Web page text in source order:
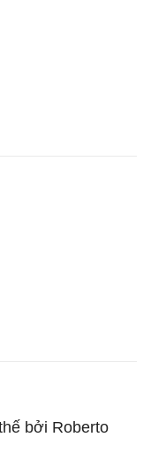
bởi Roberto